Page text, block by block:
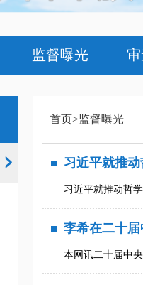
监督曝光
首页>监督曝光
习近平就推
习近平就推动哲
李希在二十
本网讯二十届中